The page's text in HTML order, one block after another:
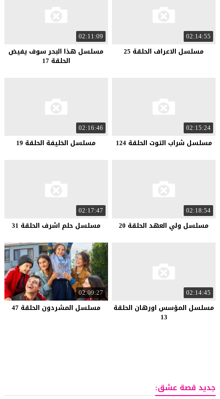
02:14:55
مسلسل الاعراف الحلقة 25
02:11:09
مسلسل هذا البحر سوف يفيض
الحلقة 17
02:15:24
مسلسل شراب التوت الحلقة 124
02:16:46
مسلسل الخليفة الحلقة 19
02:18:54
مسلسل ولي العهد الحلقة 20
02:17:47
مسلسل حلم اشرف الحلقة 31
02:14:45
مسلسل المؤسس اورهان الحلقة
13
02:09:27
مسلسل المشردون الحلقة 47
جديد قصة عشق: